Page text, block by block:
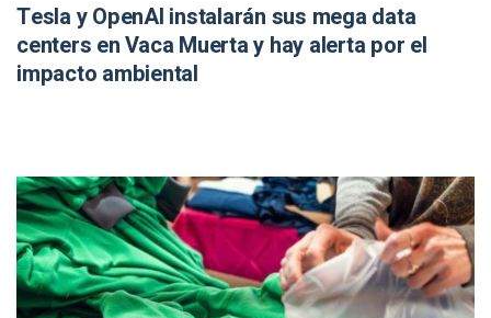
Tesla y OpenAI instalarán sus mega data
centers en Vaca Muerta y hay alerta por el
impacto ambiental